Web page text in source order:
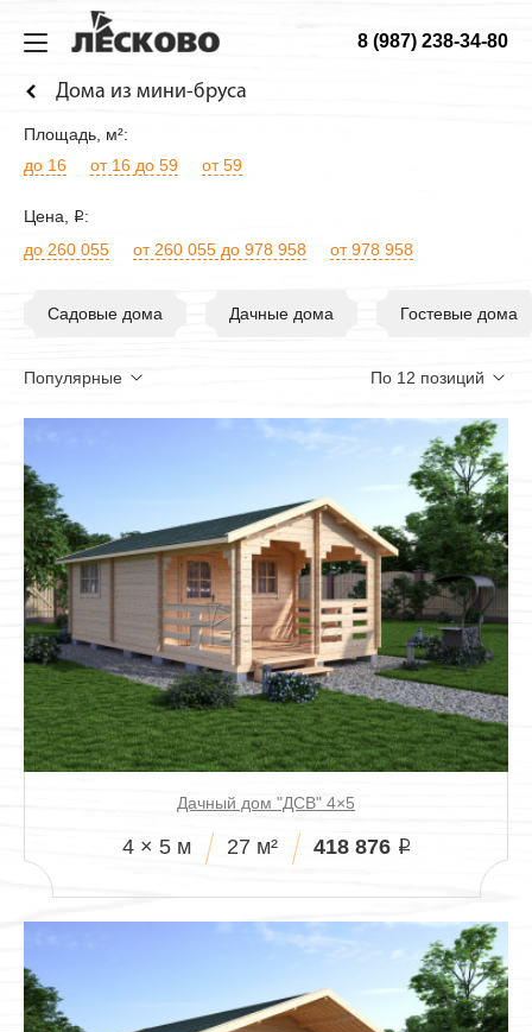
ИЗ МИНИБРУСА
Бани
Домики для детей
Навесы для машин
Павильоны
ДОМА
Дачные
ТЕХНОЛОГИЯ
Материалы
Сборка дома
О КОМПАНИИ
Строительство
8 (987) 238-34-80
Дома из мини-бруса
Площадь , м²:
до 16
от 16 до 59 от 59
Цена i:
до 260 055
от 260 055 до 978 958 от 978 958
Садовые дома Дачные дома Гостевые дома
Дачный дом "ДСВ" 4×5
4 × 5 м 27 м² 418 876 i